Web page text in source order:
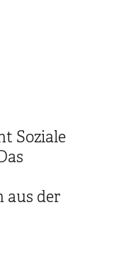
Soziale
aus der